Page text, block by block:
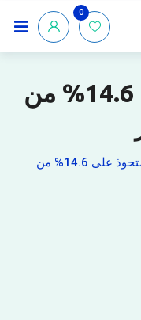
0
البنوك تستحوذ على 14.6% من
البنوك تستحوذ على 14.6% من